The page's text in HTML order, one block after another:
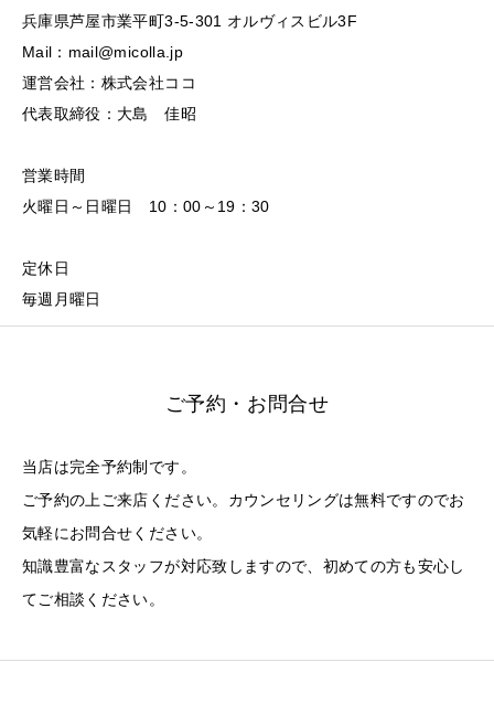
兵庫県芦屋市業平町3-5-301 オルヴィスビル3F
Mail：mail@micolla.jp
運営会社：株式会社ココ
代表取締役：大島 佳昭
営業時間
火曜日～日曜日 10：00～19：30
定休日
毎週月曜日
ご予約・お問合せ
当店は完全予約制です。
ご予約の上ご来店ください。カウンセリングは無料ですのでお
気軽にお問合せください。
知識豊富なスタッフが対応致しますので、初めての方も安心し
てご相談ください。